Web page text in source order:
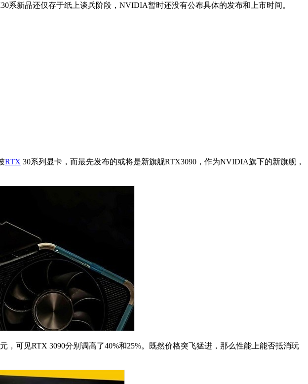
系新品还仅存于纸上谈兵阶段，NVIDIA暂时还没有公布具体的发布和上市时间。
RTX 30系列显卡，而最先发布的或将是新旗舰RTX3090，作为NVIDIA旗下的新旗舰，
可见RTX 3090分别调高了40%和25%。既然价格突飞猛进，那么性能上能否抵消玩